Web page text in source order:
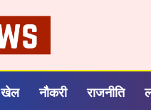
खेल नौकरी राजनीति